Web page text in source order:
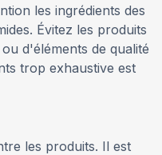
les ingrédients des
Évitez les produits
d'éléments de qualité
trop exhaustive est
les produits. Il est